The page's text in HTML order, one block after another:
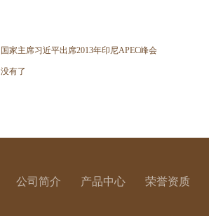
国家主席习近平出席2013年印尼APEC峰会
没有了
公司简介 产品中心 荣誉资质